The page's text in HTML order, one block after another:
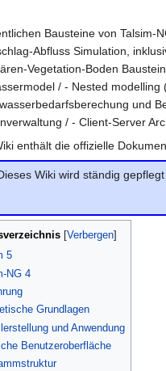
Bausteine von Talsim-
Abfluss Simulation,
Vegetation-Boden
/ - Nested
und
/ - Client-Server
enthält die offizielle
Wiki wird ständig
5
NG 4
Grundlagen
und Anwendung
Benutzeroberfläche